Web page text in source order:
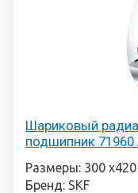
Шариковый
подшипник 71960
Размеры: 300 х420
Бренд: SKF